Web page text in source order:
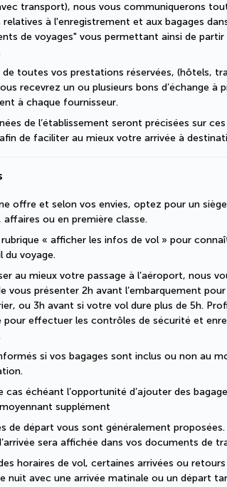
transport), nous vous communiquerons
à l'enregistrement et aux bagages
de voyages" vous permettant ainsi de partir
toutes vos prestations réservées, (hôtels,
recevrez un ou plusieurs bons d’échange à
à chaque fournisseur.
de l’établissement seront précisées sur ces
de faciliter au mieux votre arrivée à
offre et selon vos envies, optez pour un
affaires ou en première classe.
« afficher les infos de vol » pour
du voyage.
au mieux votre passage à l’aéroport, nous
vous présenter 2h avant l’embarquement
ou 3h avant si votre vol dure plus de 5h.
pour effectuer les contrôles de sécurité et
si vos bagages sont inclus ou non au
cas échéant l’opportunité d’ajouter des
supplément
de départ vous sont généralement
sera affichée dans vos documents de
horaires de vol, certaines arrivées ou
nuit avec une arrivée matinale ou un départ